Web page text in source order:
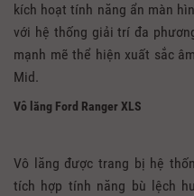
kích hoạt tính năng ẩn màn
với hệ thống giải trí đa
mạnh mẽ thể hiện xuất sắc
Mid.
Vô lăng Ford Ranger XLS
Vô lăng được trang bị hệ
tích hợp tính năng bù lệch